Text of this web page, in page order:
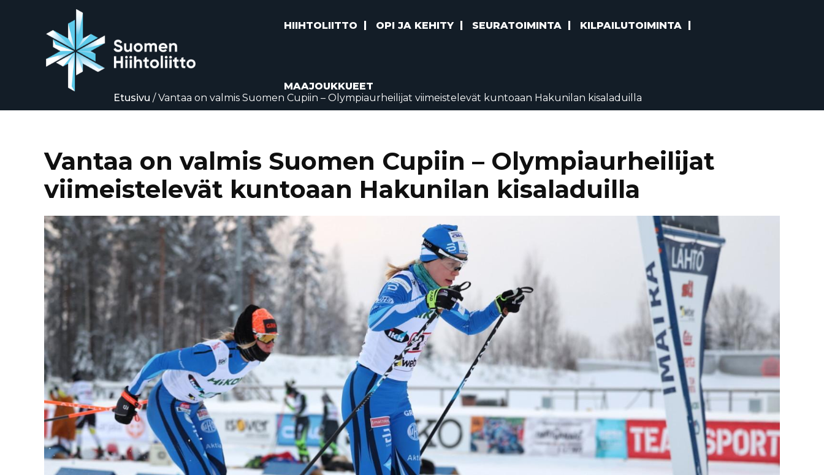
HIIHTOLIITTO OPI JA KEHITY SEURATOIMINTA KILPAILUTOIMINTA
MAAJOUKKUEET
Etusivu /Vantaa on valmis Suomen Cupiin – Olympiaurheilijat viimeistelevät kuntoaan Hakunilan kisaladuilla
Vantaa on valmis Suomen Cupiin – Olympiaurheilijat
viimeistelevät kuntoaan Hakunilan kisaladuilla